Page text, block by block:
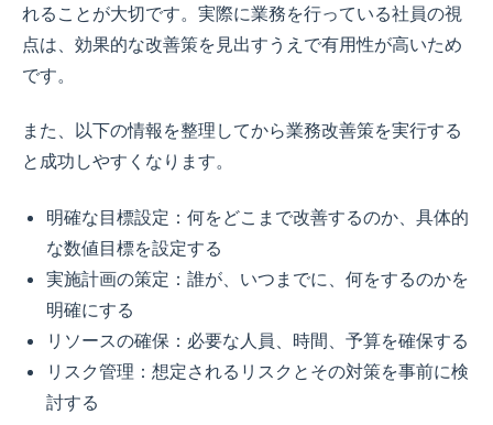
れることが大切です。実際に業務を行っている社員の視
点は、効果的な改善策を見出すうえで有用性が高いため
です。
また、以下の情報を整理してから業務改善策を実行する
と成功しやすくなります。
明確な目標設定：何をどこまで改善するのか、具体的
な数値目標を設定する
実施計画の策定：誰が、いつまでに、何をするのかを
明確にする
リソースの確保：必要な人員、時間、予算を確保する
リスク管理：想定されるリスクとその対策を事前に検
討する